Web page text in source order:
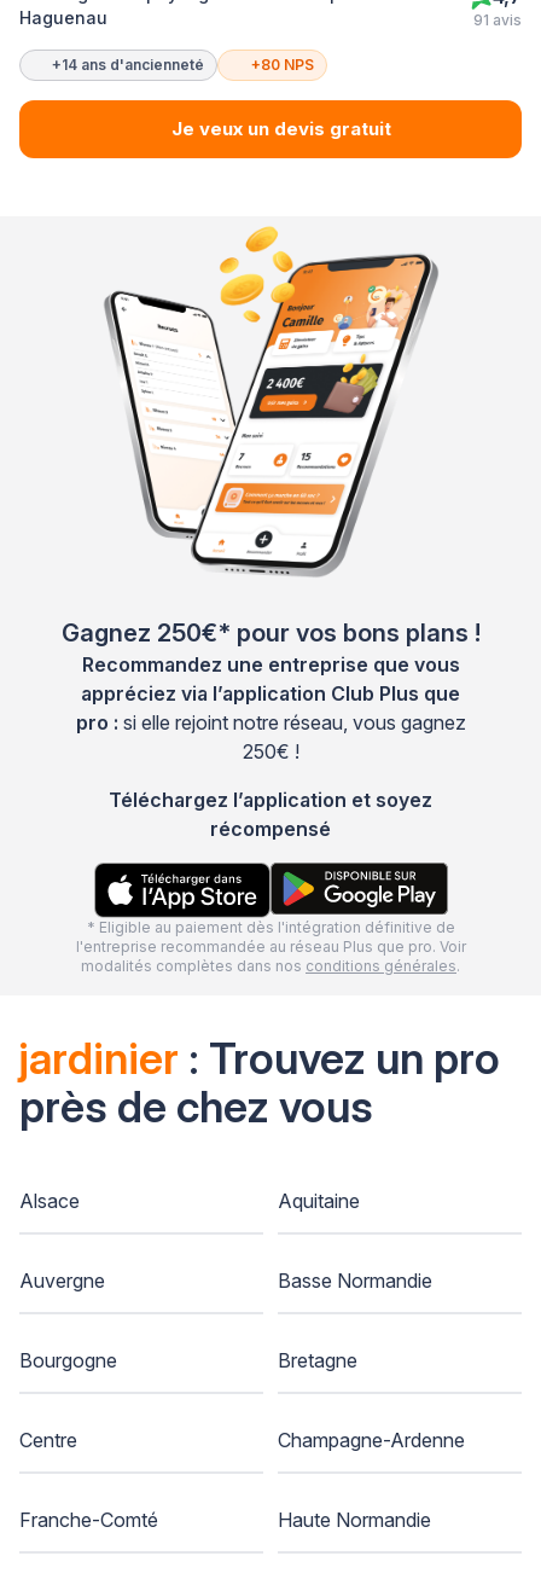
Haguenau
91 avis
+14 ans d'ancienneté +80 NPS
Je veux un devis gratuit
Gagnez 250€* pour vos bons plans !
Recommandez une entreprise que vous
appréciez via l’application Club Plus que
pro : si elle rejoint notre réseau, vous gagnez
250€ !
Téléchargez l’application et soyez
récompensé
* Eligible au paiement dès l'intégration définitive de
l'entreprise recommandée au réseau Plus que pro. Voir
modalités complètes dans nos conditions générales.
jardinier : Trouvez un pro
près de chez vous
Alsace Aquitaine
Auvergne Basse Normandie
Bourgogne Bretagne
Centre Champagne-Ardenne
Franche-Comté Haute Normandie